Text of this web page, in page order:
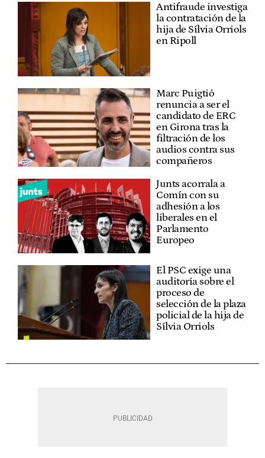
Antifraude investiga
la contratación de la
hija de Sílvia Orriols
en Ripoll
Marc Puigtió
renuncia a ser el
candidato de ERC
en Girona tras la
filtración de los
audios contra sus
compañeros
Junts acorrala a
Comín con su
adhesión a los
liberales en el
Parlamento
Europeo
El PSC exige una
auditoría sobre el
proceso de
selección de la plaza
policial de la hija de
Sílvia Orriols